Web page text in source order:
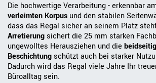
Die hochwertige Verarbeitung - erkennbar
verleimten Korpus und den stabilen
dass das Regal sicher an seinem Platz
Arretierung sichert die 25 mm starken
ungewolltes Herausziehen und die
Beschichtung schützt auch bei starker
Dadurch wird das Regal viele Jahre Ihr
Büroalltag sein.